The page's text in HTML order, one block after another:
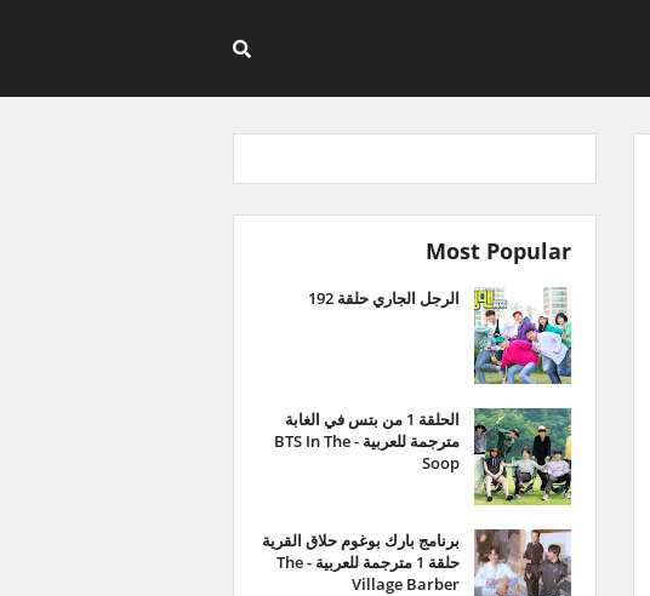
Most Popular
الرجل الجاري حلقة 192
الحلقة 1 من بتس في الغابة
مترجمة للعربية - BTS In The
Soop
برنامج بارك بوغوم حلاق القرية
حلقة 1 مترجمة للعربية - The
Village Barber